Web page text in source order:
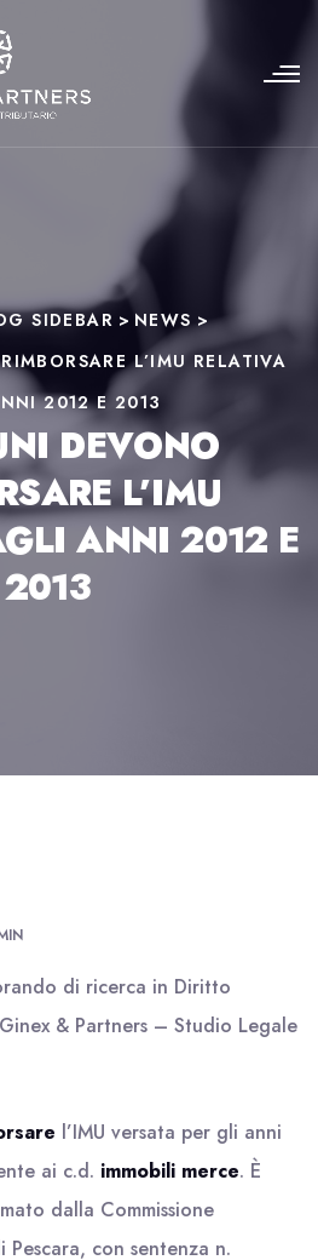
SIDEBAR > NEWS >
L’IMU RELATIVA
2012 E 2013
DEVONO
L’IMU
ANNI 2012 E
2013
di ricerca in Diritto
& Partners – Studio Legale
l’IMU versata per gli anni
ai c.d. immobili merce. È
dalla Commissione
con sentenza n.